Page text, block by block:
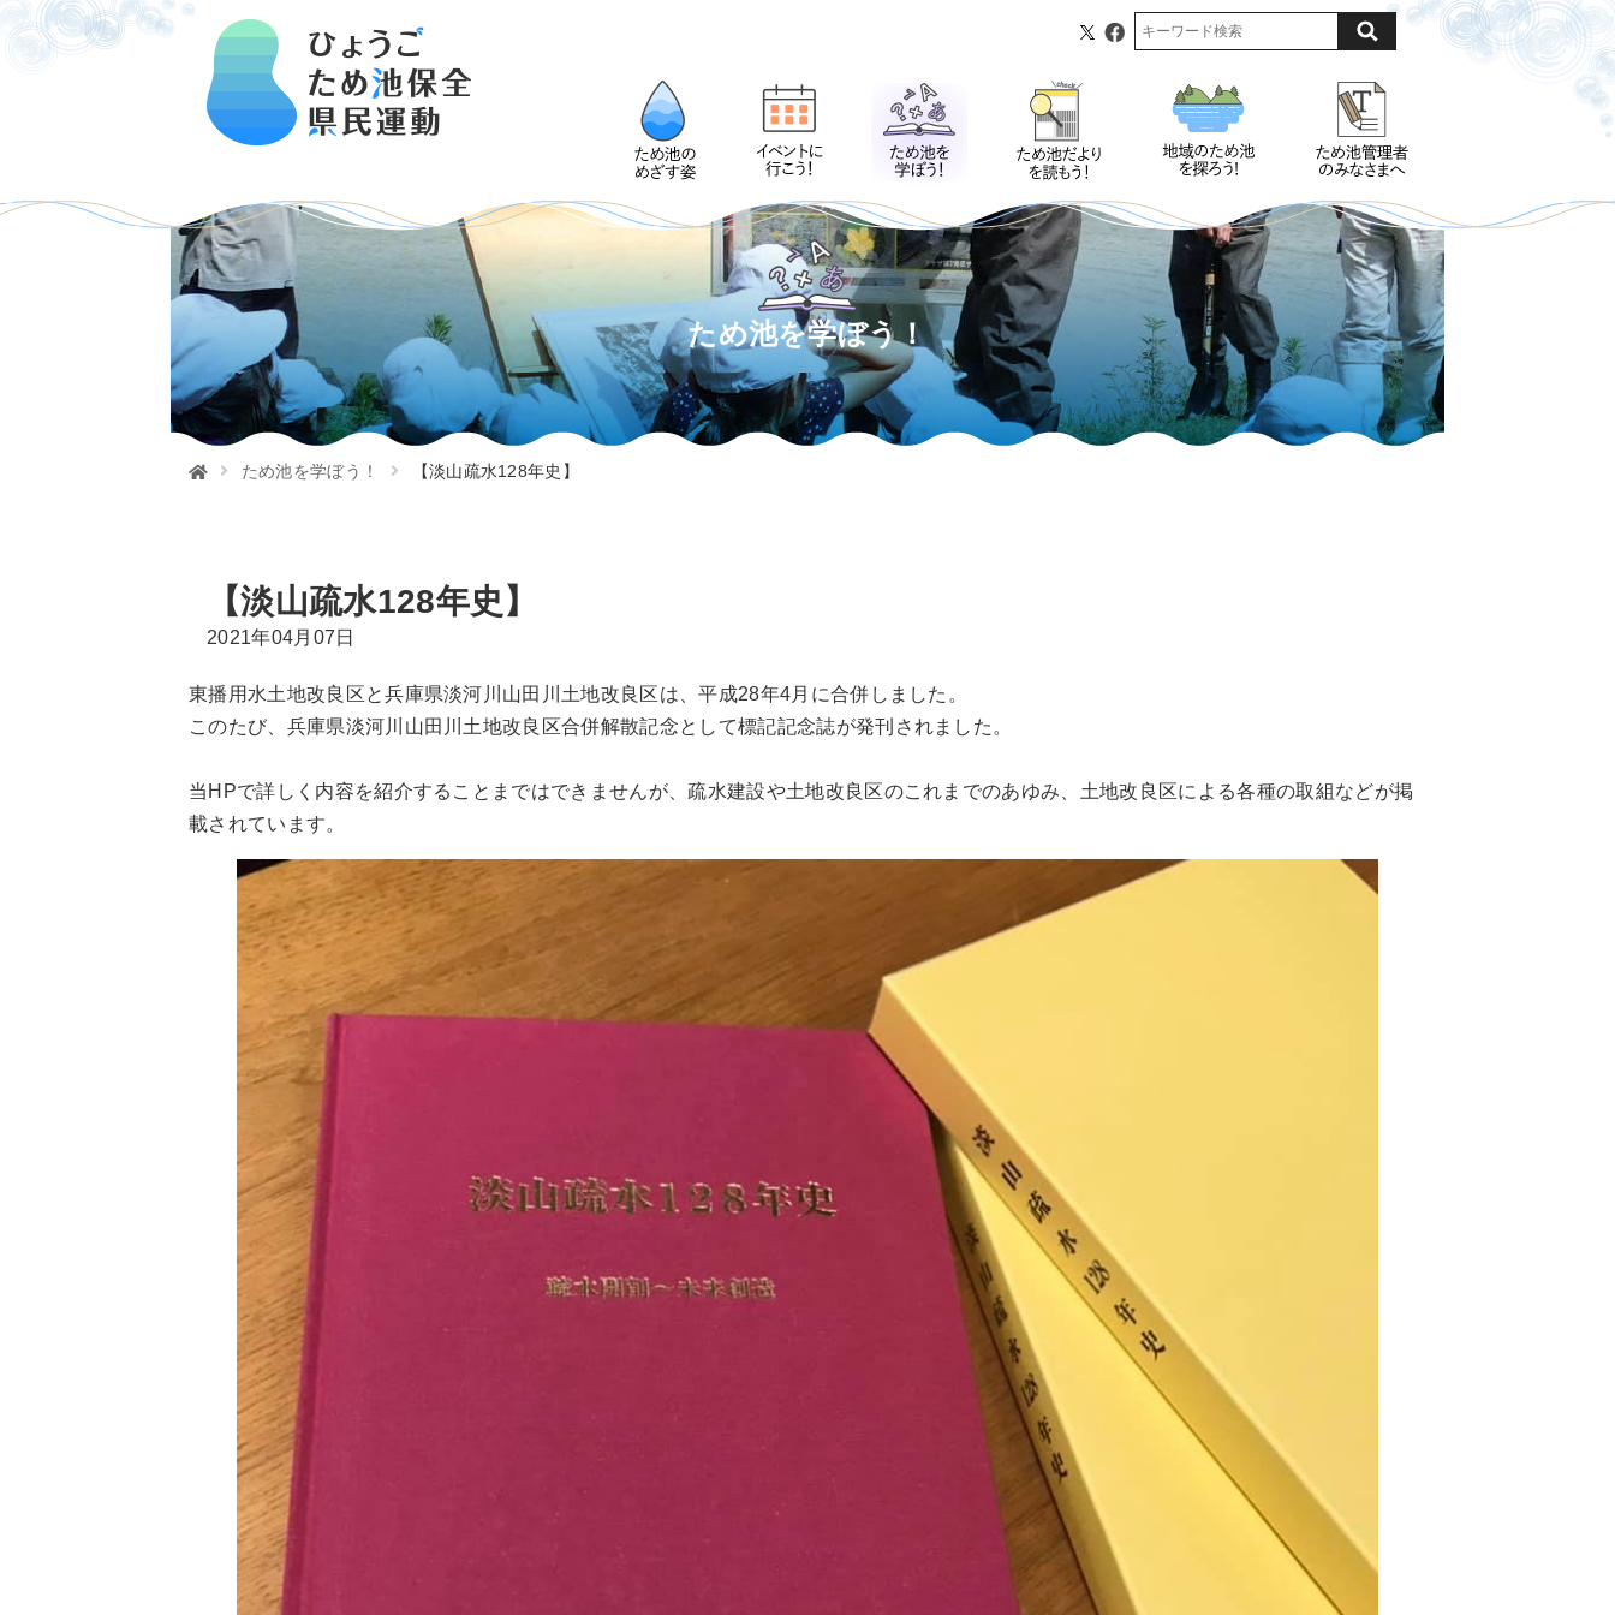
ため池を学ぼう！
ため池を学ぼう！ 【淡山疏水128年史】
【淡山疏水128年史】
2021年04月07日
東播用水土地改良区と兵庫県淡河川山田川土地改良区は、平成28年4月に合併しました。
このたび、兵庫県淡河川山田川土地改良区合併解散記念として標記記念誌が発刊されました。
当HPで詳しく内容を紹介することまではできませんが、疏水建設や土地改良区のこれまでのあゆみ、土地改良区による各種の取組などが掲
載されています。